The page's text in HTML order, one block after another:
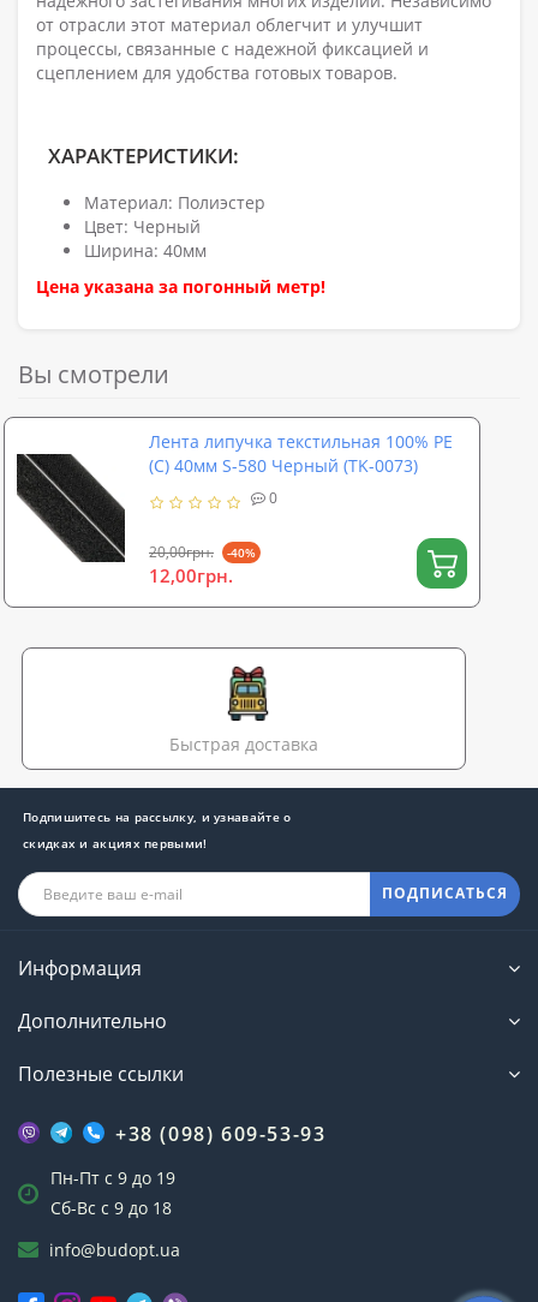
от отрасли этот материал облегчит и улучшит
процессы, связанные с надежной фиксацией и
сцеплением для удобства готовых товаров.
ХАРАКТЕРИСТИКИ:
Материал: Полиэстер
Цвет: Черный
Ширина: 40мм
Цена указана за погонный метр!
Вы смотрели
Лента липучка текстильная 100% PE
(C) 40мм S-580 Черный (TK-0073)
0
20,00грн. -40%
12,00грн.
Быстрая доставка
Подпишитесь на рассылку, и узнавайте о
скидках и акциях первыми!
ПОДПИСАТЬСЯ
Информация
Дополнительно
Полезные ссылки
+38 (098) 609-53-93
Пн-Пт с 9 до 19
Сб-Вс с 9 до 18
info@budopt.ua